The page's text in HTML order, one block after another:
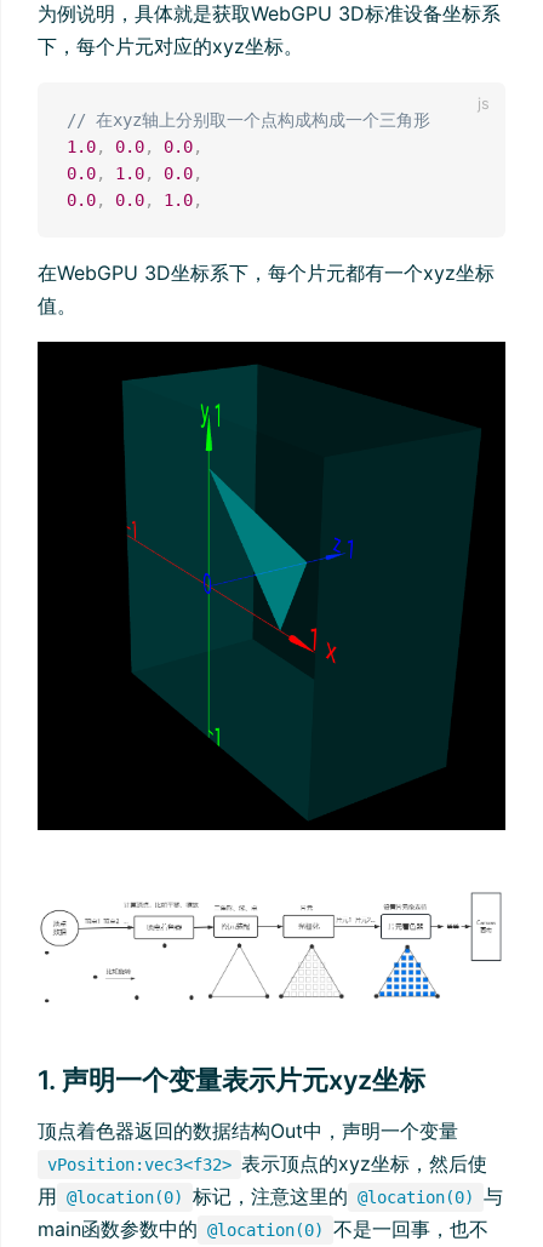
为例说明，具体就是获取WebGPU 3D标准设备坐标系
下，每个片元对应的xyz坐标。
// 在xyz轴上分别取一个点构成构成一个三角形
1.0, 0.0, 0.0,
0.0, 1.0, 0.0,
0.0, 0.0, 1.0,
在WebGPU 3D坐标系下，每个片元都有一个xyz坐标
值。
1. 声明一个变量表示片元xyz坐标
顶点着色器返回的数据结构Out中，声明一个变量
vPosition:vec3<f32> 表示顶点的xyz坐标，然后使
用 @location(0) 标记，注意这里的 @location(0)
与
main函数参数中的 @location(0)
不是一回事，也不